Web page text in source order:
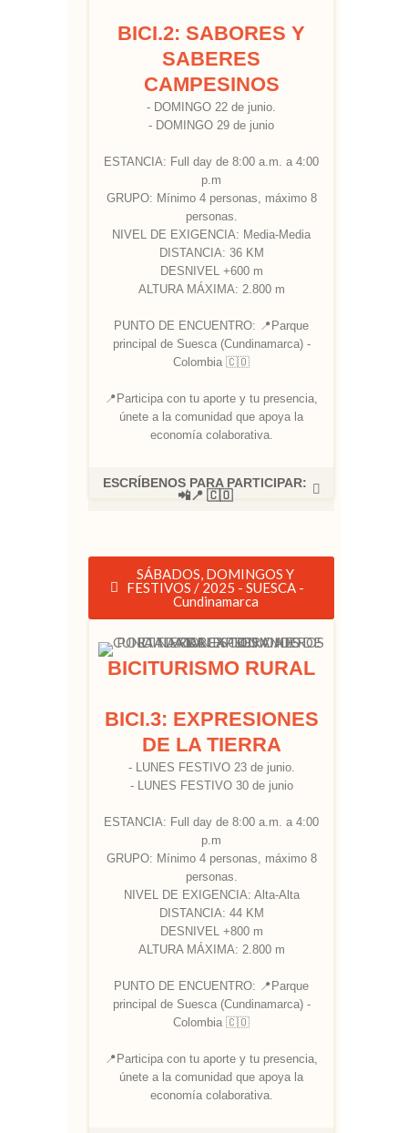
BICI.2: SABORES Y
SABERES
CAMPESINOS
- DOMINGO 22 de junio.
- DOMINGO 29 de junio
ESTANCIA: Full day de 8:00 a.m. a 4:00
p.m
GRUPO: Mínimo 4 personas, máximo 8
personas.
NIVEL DE EXIGENCIA: Media-Media
DISTANCIA: 36 KM
DESNIVEL +600 m
ALTURA MÁXIMA: 2.800 m
PUNTO DE ENCUENTRO: 📍Parque
principal de Suesca (Cundinamarca) -
Colombia 🇨🇴
📍Participa con tu aporte y tu presencia,
únete a la comunidad que apoya la
economía colaborativa.
ESCRÍBENOS PARA PARTICIPAR:
📲📍 🇨🇴
SÁBADOS, DOMINGOS Y
FESTIVOS / 2025 - SUESCA -
Cundinamarca
BICITURISMO RURAL
BICI.3: EXPRESIONES
DE LA TIERRA
- LUNES FESTIVO 23 de junio.
- LUNES FESTIVO 30 de junio
ESTANCIA: Full day de 8:00 a.m. a 4:00
p.m
GRUPO: Mínimo 4 personas, máximo 8
personas.
NIVEL DE EXIGENCIA: Alta-Alta
DISTANCIA: 44 KM
DESNIVEL +800 m
ALTURA MÁXIMA: 2.800 m
PUNTO DE ENCUENTRO: 📍Parque
principal de Suesca (Cundinamarca) -
Colombia 🇨🇴
📍Participa con tu aporte y tu presencia,
únete a la comunidad que apoya la
economía colaborativa.